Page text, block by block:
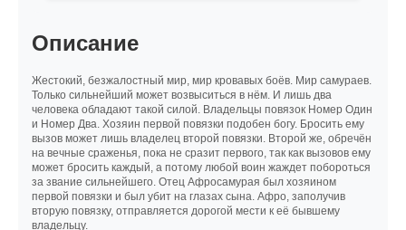
Описание
Жестокий, безжалостный мир, мир кровавых боёв. Мир самураев.
Только сильнейший может возвыситься в нём. И лишь два
человека обладают такой силой. Владельцы повязок Номер Один
и Номер Два. Хозяин первой повязки подобен богу. Бросить ему
вызов может лишь владелец второй повязки. Второй же, обречён
на вечные сраженья, пока не сразит первого, так как вызовов ему
может бросить каждый, а потому любой воин жаждет побороться
за звание сильнейшего. Отец Афросамурая был хозяином
первой повязки и был убит на глазах сына. Афро, заполучив
вторую повязку, отправляется дорогой мести к её бывшему
владельцу.